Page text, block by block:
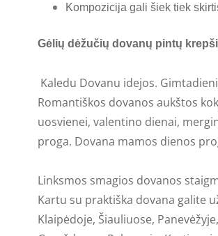
Kompozicija gali šiek tiek
Gėlių dėžučių dovanų pintų
Kaledu Dovanu idejos.
Romantiškos dovanos aukštos
uosvienei, valentino dienai,
proga. Dovana mamos dienos
Linksmos smagios dovanos
Kartu su praktiška dovana galite
Klaipėdoje, Šiauliuose,